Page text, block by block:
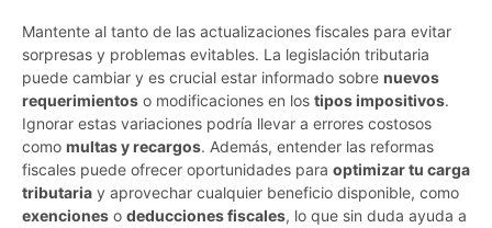
Mantente al tanto de las actualizaciones fiscales para evitar
sorpresas y problemas evitables. La legislación tributaria
puede cambiar y es crucial estar informado sobre nuevos
requerimientos o modificaciones en los tipos impositivos.
Ignorar estas variaciones podría llevar a errores costosos
como multas y recargos. Además, entender las reformas
fiscales puede ofrecer oportunidades para optimizar tu carga
tributaria y aprovechar cualquier beneficio disponible, como
exenciones o deducciones fiscales, lo que sin duda ayuda a